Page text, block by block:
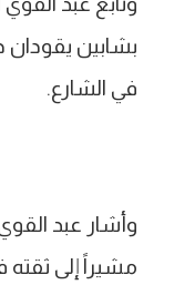
بشابين يقودان
في الشارع.
وأشار عبد
مشيراً إلى